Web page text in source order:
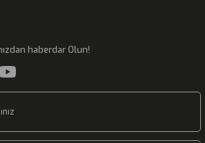
haberdar Olun!